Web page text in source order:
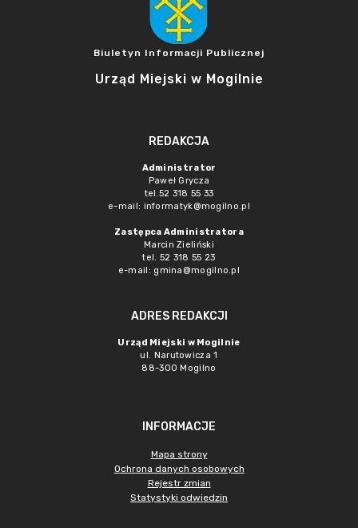
Biuletyn Informacji Publicznej
Urząd Miejski w Mogilnie
REDAKCJA
Administrator
Paweł Grycza
tel.52 318 55 33
e-mail: informatyk@mogilno.pl
Zastępca Administratora
Marcin Zieliński
tel. 52 318 55 23
e-mail: gmina@mogilno.pl
ADRES REDAKCJI
Urząd Miejski w Mogilnie
ul. Narutowicza 1
88-300 Mogilno
INFORMACJE
Mapa strony
Ochrona danych osobowych
Rejestr zmian
Statystyki odwiedzin